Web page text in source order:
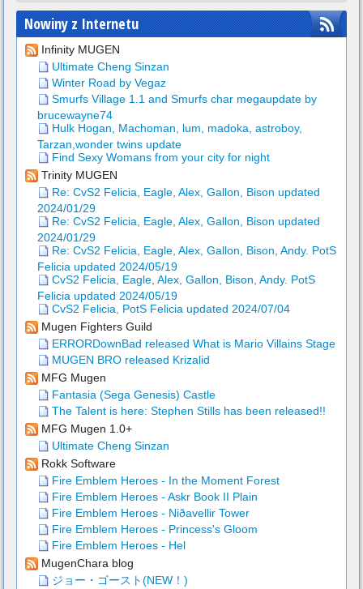
Nowiny z Internetu
Infinity MUGEN
Ultimate Cheng Sinzan
Winter Road by Vegaz
Smurfs Village 1.1 and Smurfs char megaupdate by
brucewayne74
Hulk Hogan, Machoman, lum, madoka, astroboy,
Tarzan,wonder twins update
Find Sexy Womans from your city for night
Trinity MUGEN
Re: CvS2 Felicia, Eagle, Alex, Gallon, Bison updated
2024/01/29
Re: CvS2 Felicia, Eagle, Alex, Gallon, Bison updated
2024/01/29
Re: CvS2 Felicia, Eagle, Alex, Gallon, Bison, Andy. PotS
Felicia updated 2024/05/19
CvS2 Felicia, Eagle, Alex, Gallon, Bison, Andy. PotS
Felicia updated 2024/05/19
CvS2 Felicia, PotS Felicia updated 2024/07/04
Mugen Fighters Guild
ERRORDownBad released What is Mario Villains Stage
MUGEN BRO released Krizalid
MFG Mugen
Fantasia (Sega Genesis) Castle
The Talent is here: Stephen Stills has been released!!
MFG Mugen 1.0+
Ultimate Cheng Sinzan
Rokk Software
Fire Emblem Heroes - In the Moment Forest
Fire Emblem Heroes - Askr Book II Plain
Fire Emblem Heroes - Niðavellir Tower
Fire Emblem Heroes - Princess's Gloom
Fire Emblem Heroes - Hel
MugenChara blog
ジョー・ゴースト(NEW！)